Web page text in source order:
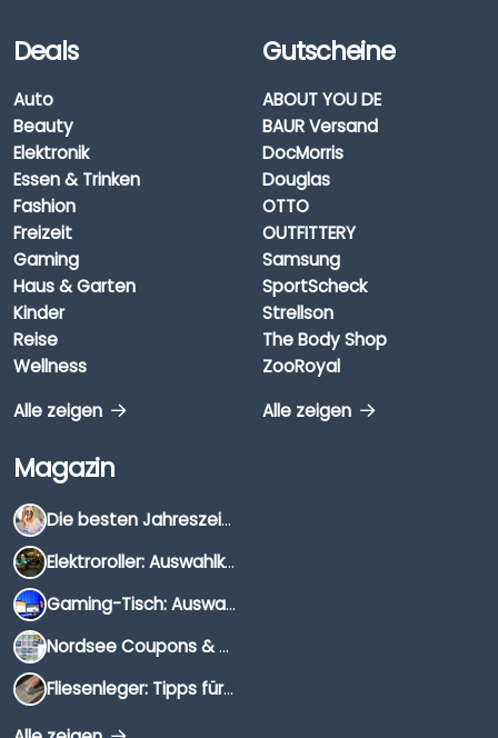
Deals
Auto
Beauty
Elektronik
Essen & Trinken
Fashion
Freizeit
Gaming
Haus & Garten
Kinder
Reise
Wellness
Alle zeigen
Gutscheine
ABOUT YOU DE
BAUR Versand
DocMorris
Douglas
OTTO
OUTFITTERY
Samsung
SportScheck
Strellson
The Body Shop
ZooRoyal
Alle zeigen
Magazin
Die besten Jahreszeiten für Schnäppchenjäger
Elektroroller: Auswahlkriterien, Unterschiede & Tipps
Gaming-Tisch: Auswahlkriterien, Unterschiede & Tipps
Nordsee Coupons & Gutscheine 2026
Fliesenleger: Tipps für die Auswahl